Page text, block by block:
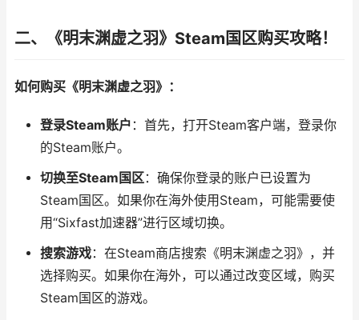
二、《明末渊虚之羽》Steam国区购买攻略！
如何购买《明末渊虚之羽》：
登录Steam账户 ：首先，打开Steam客户端，登录你
的Steam账户。
切换至Steam国区：确保你登录的账户已设置为
Steam国区。如果你在海外使用Steam，可能需要使
用“Sixfast加速器”进行区域切换。
搜索游戏：在Steam商店搜索《明末渊虚之羽》，并
选择购买。如果你在海外，可以通过改变区域，购买
Steam国区的游戏。